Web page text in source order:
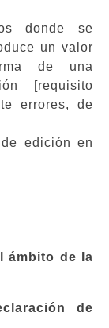
donde se
un valor
de una
[requisito
errores, de
edición en
ámbito de la
de